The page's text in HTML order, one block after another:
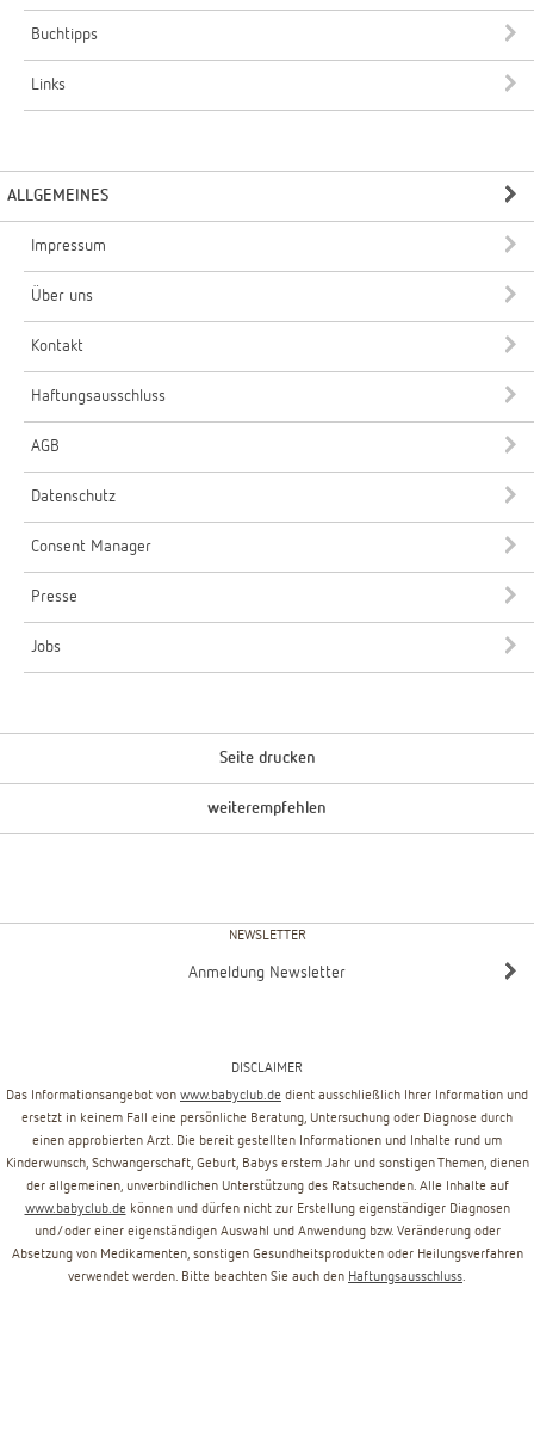
Buchtipps
Links
ALLGEMEINES
Impressum
Über uns
Kontakt
Haftungsausschluss
AGB
Datenschutz
Consent Manager
Presse
Jobs
Seite drucken
weiterempfehlen
NEWSLETTER
Anmeldung Newsletter
DISCLAIMER
Das Informationsangebot von www.babyclub.de dient ausschließlich Ihrer Information und
ersetzt in keinem Fall eine persönliche Beratung, Untersuchung oder Diagnose durch
einen approbierten Arzt. Die bereit gestellten Informationen und Inhalte rund um
Kinderwunsch, Schwangerschaft, Geburt, Babys erstem Jahr und sonstigen Themen, dienen
der allgemeinen, unverbindlichen Unterstützung des Ratsuchenden. Alle Inhalte auf
www.babyclub.de können und dürfen nicht zur Erstellung eigenständiger Diagnosen
und/oder einer eigenständigen Auswahl und Anwendung bzw. Veränderung oder
Absetzung von Medikamenten, sonstigen Gesundheitsprodukten oder Heilungsverfahren
verwendet werden. Bitte beachten Sie auch den Haftungsausschluss.